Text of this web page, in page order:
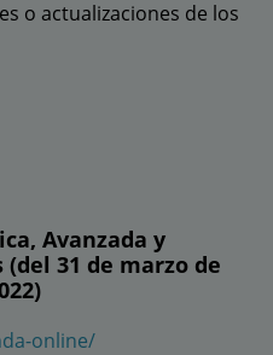
o actualizaciones de los
Avanzada y
31 de marzo de
online/